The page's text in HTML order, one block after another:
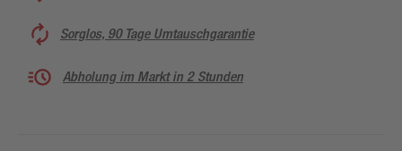
Sorglos, 90 Tage Umtauschgarantie
Abholung im Markt in 2 Stunden